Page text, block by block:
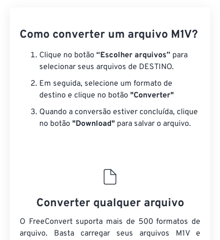
Como converter um arquivo M1V?
Clique no botão “Escolher arquivos” para
selecionar seus arquivos de DESTINO.
Em seguida, selecione um formato de
destino e clique no botão "Converter"
Quando a conversão estiver concluída, clique
no botão "Download" para salvar o arquivo.
Converter qualquer arquivo
O FreeConvert suporta mais de 500 formatos de
arquivo. Basta carregar seus arquivos M1V e